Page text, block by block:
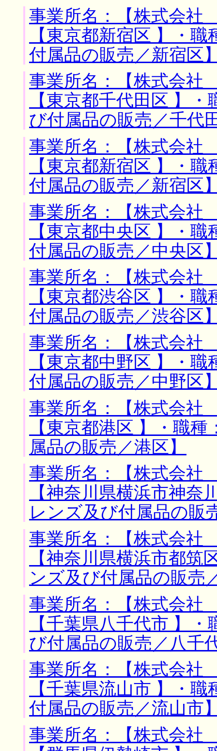
事業所名：【株式会
【東京都新宿区 】・
付属品の販売／新宿区
事業所名：【株式会
【東京都千代田区 】
び付属品の販売／千代
事業所名：【株式会
【東京都新宿区 】・
付属品の販売／新宿区
事業所名：【株式会
【東京都中央区 】・
付属品の販売／中央区
事業所名：【株式会
【東京都渋谷区 】・
付属品の販売／渋谷区
事業所名：【株式会
【東京都中野区 】・
付属品の販売／中野区
事業所名：【株式会
【東京都港区 】・職
属品の販売／港区】
事業所名：【株式会
【神奈川県横浜市神
レンズ及び付属品の販
事業所名：【株式会
【神奈川県横浜市都
ンズ及び付属品の販売
事業所名：【株式会
【千葉県八千代市 】
び付属品の販売／八千
事業所名：【株式会
【千葉県流山市 】・
付属品の販売／流山市
事業所名：【株式会